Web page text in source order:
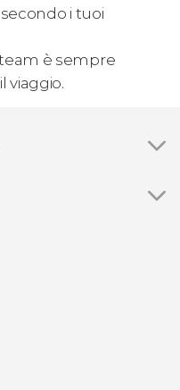
i tuoi
è sempre
viaggio.